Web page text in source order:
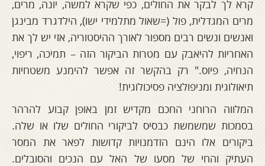
קרא לך לבקר את החולים, כפי שקרא למשה, יונה, מרים,
מרים המגדלית, פול (=שאול מתלמידי ישו), הילדגרד מבינגן
ואנשים ונשים רבים מספור לאורך ההיסטוריה, אזי יש לך את
האחריות להיאבק עם מטרות הביקור הזה – תמיכה, ריפוי,
הנחיה, פיוס." רק בהקשר זה אפשר להימנע משטחיות
תיאולוגית ומניפולציה פסיכולוגית!
המלווה הרוחני החכם מקדיש זמן באופן קבוע להרהר
בסמכות שמשמשת כבסיס לביקורי החולים שלו או שלה.
ביקורים אלו הינם הזדמנויות קדושות לפאר את המסר
העתיק והחי של מסעו של האל עם הנכים והסובלים.